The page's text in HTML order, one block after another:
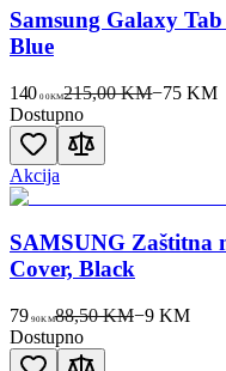
Samsung Galaxy
Blue
140 00KM215,00 KM−75 KM
Dostupno
Akcija
SAMSUNG Zaštitna
Cover, Black
79 90KM88,50 KM−9KM
Dostupno